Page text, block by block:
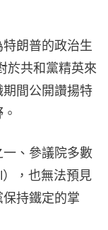
朗普的政治生
於共和黨精英來
間公開讚揚特
、參議院多數
，也無法預見
持鐵定的掌